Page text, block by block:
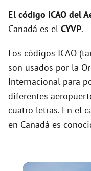
El código ICAO del
Canadá es el CYVP.
Los códigos ICAO
son usados por la
Internacional para
diferentes
cuatro letras. En el
en Canadá es